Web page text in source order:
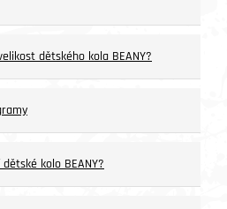
dětského kola BEANY?
kolo BEANY?